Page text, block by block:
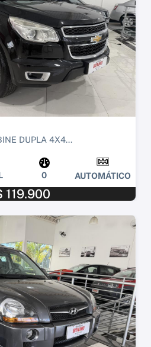
DUPLA 4X4...
0 AUTOMÁTICO
119.900